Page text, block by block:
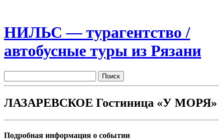
НИЛЬС — турагентство /
автобусные туры из Рязани
ЛАЗАРЕВСКОЕ Гостиница «У МОРЯ»
Подробная информация о событии